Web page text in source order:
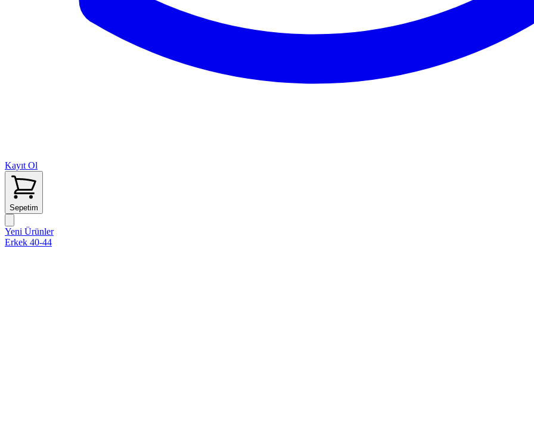
Kayıt Ol
Sepetim
Yeni Ürünler
Erkek 40-44